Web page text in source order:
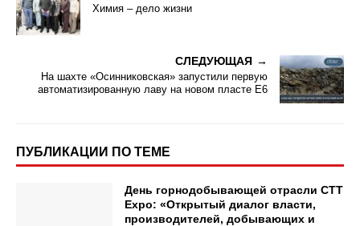
Химия – дело жизни
СЛЕДУЮЩАЯ
На шахте «Осинниковская» запустили первую
автоматизированную лаву на новом пласте Е6
ПУБЛИКАЦИИ ПО ТЕМЕ
День горнодобывающей отрасли СТТ
Expo: «Открытый диалог власти,
производителей, добывающих и